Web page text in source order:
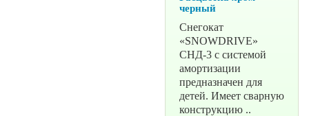
черный
Снегокат
«SNOWDRIVE»
СНД-3 с системой
амортизации
предназначен для
детей. Имеет сварную
конструкцию ..